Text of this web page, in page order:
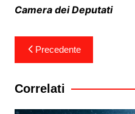
Camera dei Deputati
Navigazione
articoli
Precedente
Correlati